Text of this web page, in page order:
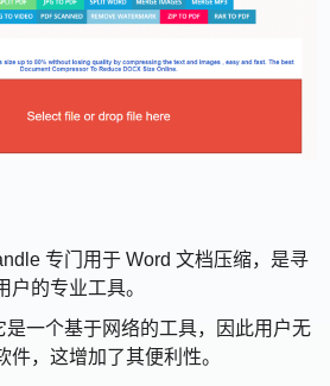
专门用于 Word 文档压缩，是寻
户的专业工具。
是一个基于网络的工具，因此用户无
件，这增加了其便利性。